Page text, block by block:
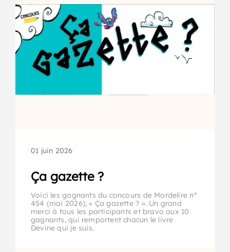
01 juin 2026
Ça gazette ?
Voici les gagnants du concours de Mordelire n°
454 (mai 2026), « Ça gazette ? ». Un grand
merci à tous les participants et bravo aux 10
gagnants, qui remportent chacun le livre
Devine qui je suis.